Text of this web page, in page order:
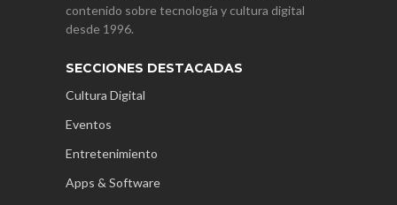
contenido sobre tecnología y cultura digital
desde 1996.
SECCIONES DESTACADAS
Cultura Digital
Eventos
Entretenimiento
Apps & Software